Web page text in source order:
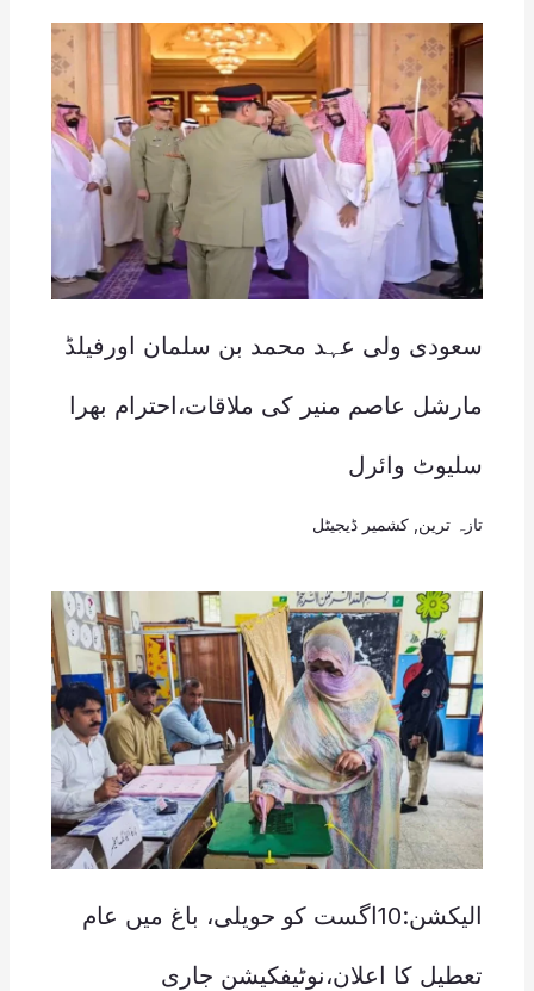
سعودی ولی عہد محمد بن سلمان اورفیلڈ
مارشل عاصم منیر کی ملاقات،احترام بھرا
سلیوٹ وائرل
تازہ ترین کشمیر ڈیجیٹل
الیکشن:10اگست کو حویلی، باغ میں عام
تعطیل کا اعلان،نوٹیفکیشن جاری